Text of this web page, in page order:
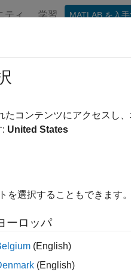
ティ 学習 MATLAB を入手
Analyzer
view, and manage coverage
results, and manage
the Coverage
toolstrip, on the
たコンテンツにアクセスし
: United States
を選択することもできます。
ーロッパ
(English)
(English)